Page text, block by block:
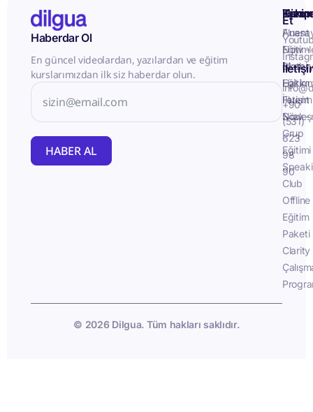
Haberdar Ol
En güncel videolardan, yazılardan ve eğitim
kurslarımızdan ilk siz haberdar olun.
HABER AL
İletişim
Fluent
Now -
Birebir
Eğitim
Fluent
Now -
Grup
Eğitimi
Club
Offline
Eğitim
Paketi
Clarity
Takip
Et
+90
(531)
623
98
90
© 2026 Dilgua. Tüm hakları saklıdır.